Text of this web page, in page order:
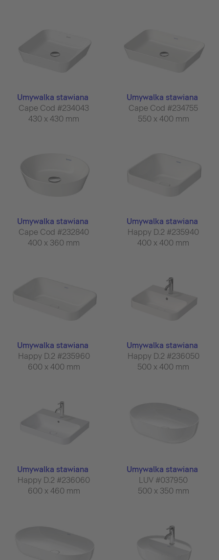
Umywalka stawiana
Cape Cod #234043
430 x 430 mm
Umywalka stawiana
Cape Cod #234755
550 x 400 mm
Umywalka stawiana
Cape Cod #232840
400 x 360 mm
Umywalka stawiana
Happy D.2 #235940
400 x 400 mm
Umywalka stawiana
Happy D.2 #235960
600 x 400 mm
Umywalka stawiana
Happy D.2 #236050
500 x 400 mm
Umywalka stawiana
Happy D.2 #236060
600 x 460 mm
Umywalka stawiana
LUV #037950
500 x 350 mm